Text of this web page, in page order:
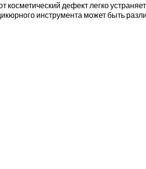
косметический дефект легко
инструмента может быть